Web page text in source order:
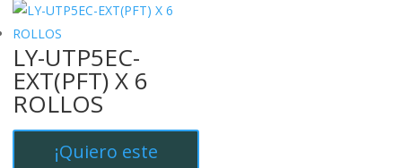
LY-UTP5EC-
EXT(PFT) X 6
ROLLOS
¡Quiero este